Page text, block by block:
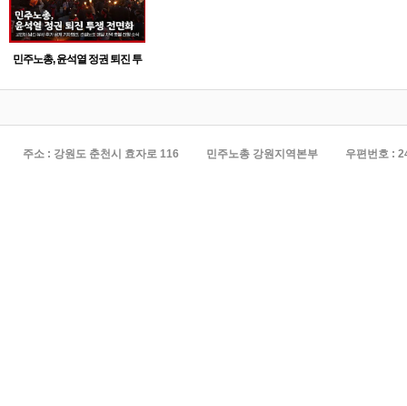
민주노총, 윤석열 정권 퇴진 투
주소 : 강원도 춘천시 효자로 116 민주노총 강원지역본부 우편번호 :